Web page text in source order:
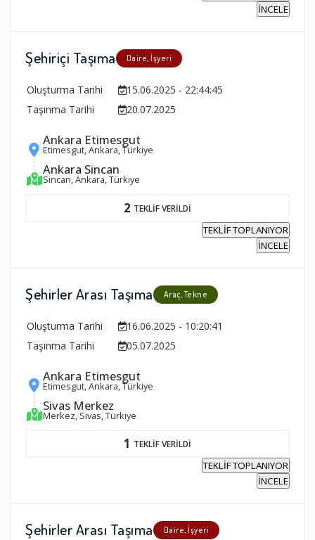
İNCELE
Şehiriçi Taşıma Daire, İşyeri
Oluşturma Tarihi
15.06.2025 - 22:44:45
Taşınma Tarihi
20.07.2025
Ankara Etimesgut
Etimesgut, Ankara, Türkiye
Ankara Sincan
Sincan, Ankara, Türkiye
2 TEKLİF VERİLDİ
TEKLİF TOPLANIYOR
İNCELE
Şehirler Arası Taşıma Araç, Tekne
Oluşturma Tarihi
16.06.2025 - 10:20:41
Taşınma Tarihi
05.07.2025
Ankara Etimesgut
Etimesgut, Ankara, Türkiye
Sivas Merkez
Merkez, Sivas, Türkiye
1 TEKLİF VERİLDİ
TEKLİF TOPLANIYOR
İNCELE
Şehirler Arası Taşıma Daire, İşyeri